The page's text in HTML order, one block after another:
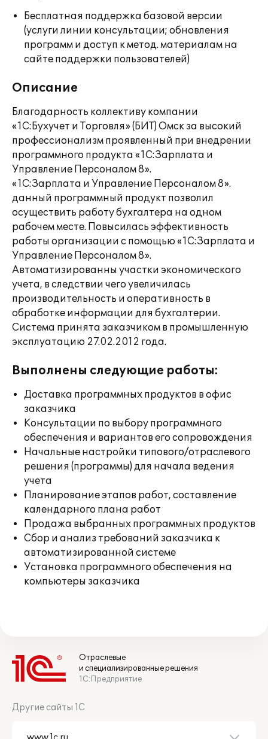
Бесплатная поддержка базовой версии
(услуги линии консультации; обновления
программ и доступ к метод. материалам на
сайте поддержки пользователей)
Описание
Благодарность коллективу компании
«1С:Бухучет и Торговля» (БИТ) Омск за высокий
профессионализм проявленный при внедрении
программного продукта «1С:Зарплата и
Управление Персоналом 8».
«1С:Зарплата и Управление Персоналом 8».
данный программный продукт позволил
осуществить работу бухгалтера на одном
рабочем месте. Повысилась эффективность
работы организации с помощью «1С:Зарплата и
Управление Персоналом 8».
Автоматизированны участки экономического
учета, в следствии чего увеличилась
производительность и оперативность в
обработке информации для бухгалтерии.
Система принята заказчиком в промышленную
эксплуатацию 27.02.2012 года.
Выполнены следующие работы:
Доставка программных продуктов в офис
заказчика
Консультации по выбору программного
обеспечения и вариантов его сопровождения
Начальные настройки типового/отраслевого
решения (программы) для начала ведения
учета
Планирование этапов работ, составление
календарного плана работ
Продажа выбранных программных продуктов
Сбор и анализ требований заказчика к
автоматизированной системе
Установка программного обеспечения на
компьютеры заказчика
Отраслевые
и специализированные решения
1С:Предприятие
Другие сайты 1С